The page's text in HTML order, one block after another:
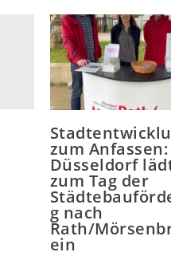
zum Anfassen:
Düsseldorf
zum Tag der
g nach
Rath/
ein